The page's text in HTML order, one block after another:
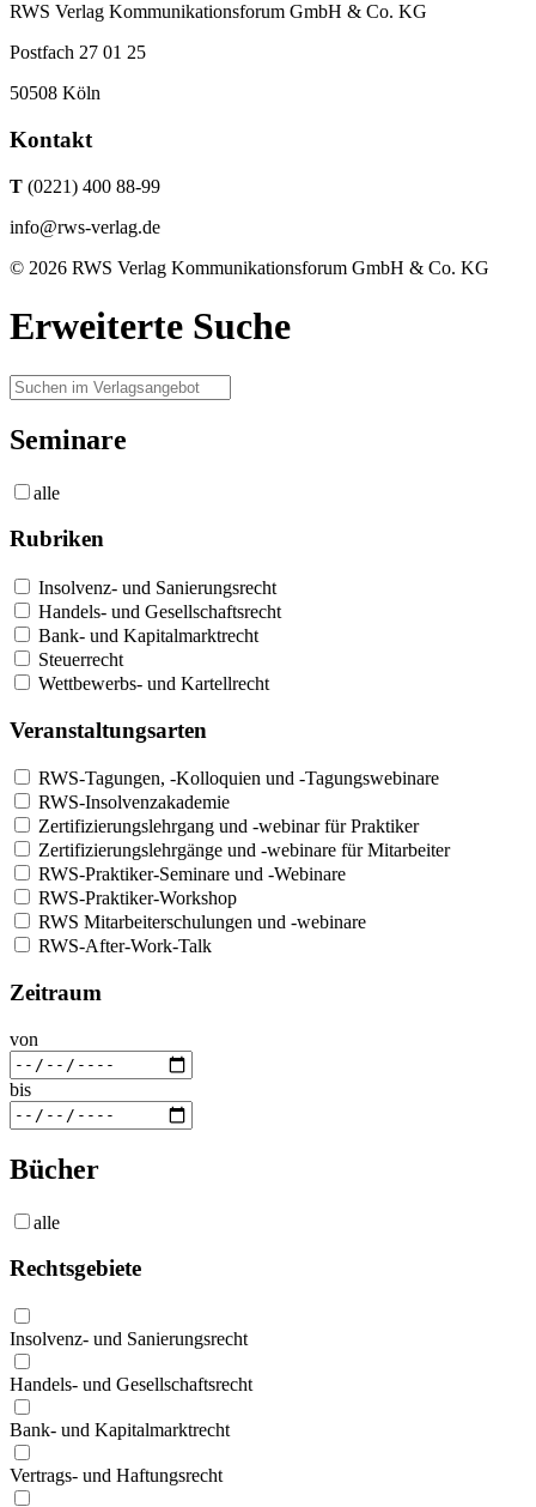
RWS Verlag Kommunikationsforum GmbH & Co. KG
Postfach 27 01 25
50508 Köln
Kontakt
T (0221) 400 88-99
info@rws-verlag.de
© 2026 RWS Verlag Kommunikationsforum GmbH & Co. KG
Erweiterte Suche
Seminare
alle
Rubriken
Insolvenz- und Sanierungsrecht
Handels- und Gesellschaftsrecht
Bank- und Kapitalmarktrecht
Steuerrecht
Wettbewerbs- und Kartellrecht
Veranstaltungsarten
RWS-Tagungen, -Kolloquien und -Tagungswebinare
RWS-Insolvenzakademie
Zertifizierungslehrgang und -webinar für Praktiker
Zertifizierungslehrgänge und -webinare für Mitarbeiter
RWS-Praktiker-Seminare und -Webinare
RWS-Praktiker-Workshop
RWS Mitarbeiterschulungen und -webinare
RWS-After-Work-Talk
Zeitraum
von
bis
Bücher
alle
Rechtsgebiete
Insolvenz- und Sanierungsrecht
Handels- und Gesellschaftsrecht
Bank- und Kapitalmarktrecht
Vertrags- und Haftungsrecht